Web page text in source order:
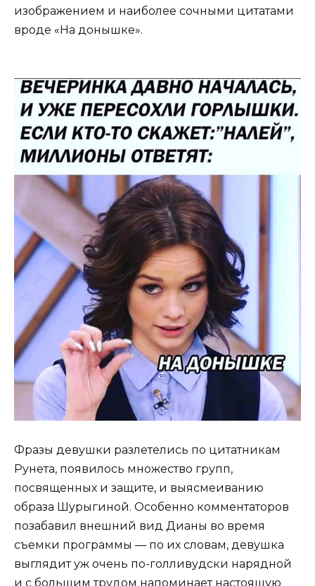
изображением и наиболее сочными цитатами
вроде «На донышке».
Фразы девушки разлетелись по цитатникам
Рунета, появилось множество групп,
посвященных и защите, и выясмеиванию
образа Шурыгиной. Особенно комментаторов
позабавил внешний вид Дианы во время
съемки программы — по их словам, девушка
выглядит уж очень по-голливудски нарядной
и с большим трудом напоминает настоящую